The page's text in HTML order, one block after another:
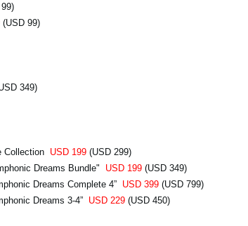
(USD 99)
349)
Collection USD 199(USD 299)
Dreams Bundle" USD 199(USD 349)
Dreams Complete 4” USD 399(USD 799)
Dreams 3-4” USD 229(USD 450)